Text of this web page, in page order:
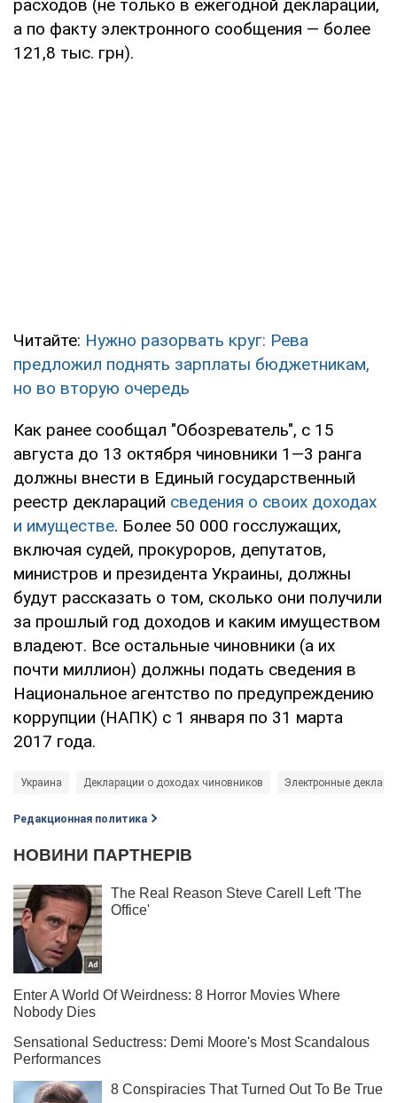
расходов (не только в ежегодной декларации,
а по факту электронного сообщения — более
121,8 тыс. грн).
Читайте: Нужно разорвать круг: Рева
предложил поднять зарплаты бюджетникам,
но во вторую очередь
Как ранее сообщал "Обозреватель", с 15
августа до 13 октября чиновники 1—3 ранга
должны внести в Единый государственный
реестр деклараций сведения о своих доходах
и имуществе. Более 50 000 госслужащих,
включая судей, прокуроров, депутатов,
министров и президента Украины, должны
будут рассказать о том, сколько они получили
за прошлый год доходов и каким имуществом
владеют. Все остальные чиновники (а их
почти миллион) должны подать сведения в
Национальное агентство по предупреждению
коррупции (НАПК) с 1 января по 31 марта
2017 года.
Украина Декларации о доходах чиновников Электронные
Редакционная политика